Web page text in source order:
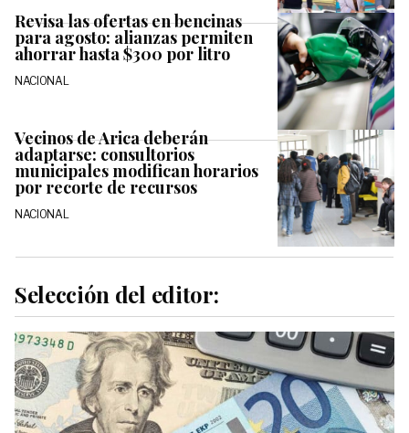
Revisa las ofertas en bencinas
para agosto: alianzas permiten
ahorrar hasta $300 por litro
NACIONAL
Vecinos de Arica deberán
adaptarse: consultorios
municipales modifican horarios
por recorte de recursos
NACIONAL
Selección del editor: